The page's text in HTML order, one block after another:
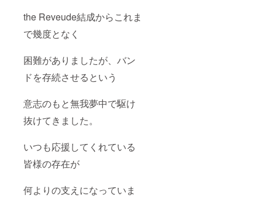
the Reveude結成からこれま
で幾度となく
困難がありましたが、バン
ドを存続させるという
意志のもと無我夢中で駆け
抜けてきました。
いつも応援してくれている
皆様の存在が
何よりの支えになっていま